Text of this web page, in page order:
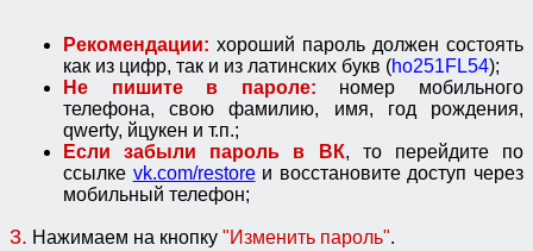
Рекомендации: хороший пароль должен состоять
как из цифр, так и из латинских букв (ho251FL54);
Не пишите в пароле: номер мобильного
телефона, свою фамилию, имя, год рождения,
qwerty, йцукен и т.п.;
Если забыли пароль в ВК, то перейдите по
ссылке vk.com/restoreи восстановите доступ через
мобильный телефон;
3. Нажимаем на кнопку "Изменить пароль".